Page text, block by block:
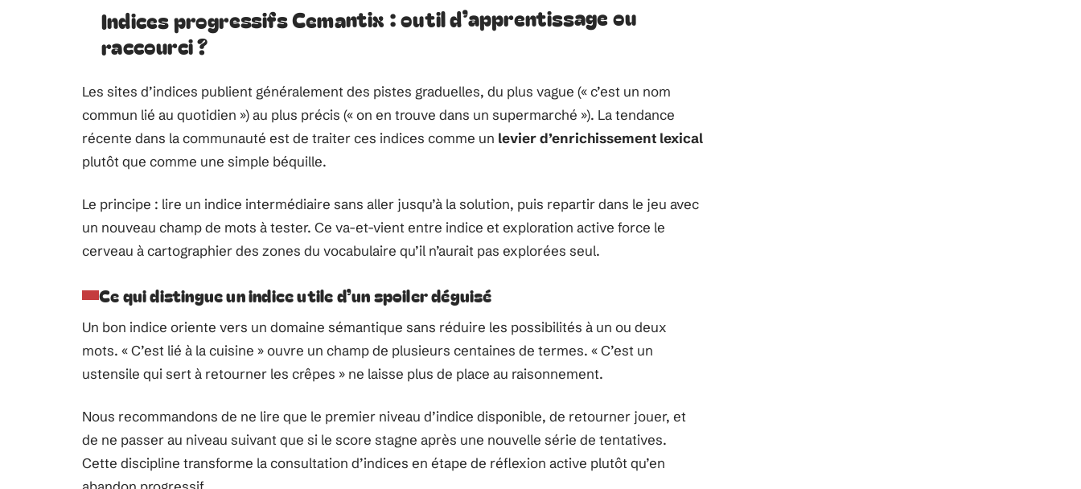
Indices progressifs Cemantix : outil d’apprentissage ou
raccourci ?
Les sites d’indices publient généralement des pistes graduelles, du plus vague (« c’est un nom
commun lié au quotidien ») au plus précis (« on en trouve dans un supermarché »). La tendance
récente dans la communauté est de traiter ces indices comme un levier d’enrichissement lexical
plutôt que comme une simple béquille.
Le principe : lire un indice intermédiaire sans aller jusqu’à la solution, puis repartir dans le jeu avec
un nouveau champ de mots à tester. Ce va-et-vient entre indice et exploration active force le
cerveau à cartographier des zones du vocabulaire qu’il n’aurait pas explorées seul.
Ce qui distingue un indice utile d’un spoiler déguisé
Un bon indice oriente vers un domaine sémantique sans réduire les possibilités à un ou deux
mots. « C’est lié à la cuisine » ouvre un champ de plusieurs centaines de termes. « C’est un
ustensile qui sert à retourner les crêpes » ne laisse plus de place au raisonnement.
Nous recommandons de ne lire que le premier niveau d’indice disponible, de retourner jouer, et
de ne passer au niveau suivant que si le score stagne après une nouvelle série de tentatives.
Cette discipline transforme la consultation d’indices en étape de réflexion active plutôt qu’en